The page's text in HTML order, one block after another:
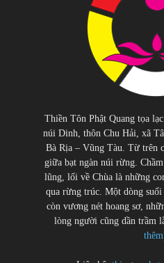
Thiền Tôn Phật Quang tọa
núi Dinh, thôn Chu Hải, xã
Bà Rịa – Vũng Tàu. Từ trên
giữa bạt ngàn núi rừng.
lũng, lối về Chùa là những
qua rừng trúc. Một dòng
còn vương nét hoang sơ,
lòng người cũng dần trầm